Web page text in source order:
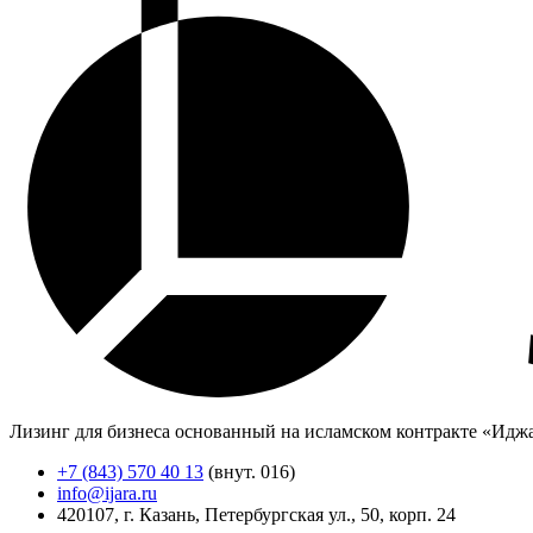
Лизинг для бизнеса основанный на исламском контракте
+7 (843) 570 40 13 (внут. 016)
info@ijara.ru
420107, г. Казань, Петербургская ул., 50, корп. 24